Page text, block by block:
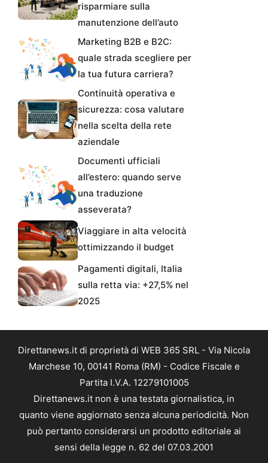
risparmiare sulla
manutenzione dell’auto
Marketing B2B e B2C:
quale strada scegliere per
la tua futura carriera?
Continuità operativa e
sicurezza: cosa valutare
nella scelta della rete
aziendale
Documenti ufficiali
all’estero: quando serve
una traduzione
asseverata?
Viaggiare in alta velocità
ottimizzando il budget
Pagamenti digitali, Italia
sulla retta via: +27,5% nel
2025
Direttanews.it di proprietà di WEB 365 SRL - Via Nicola
Marchese 10, 00141 Roma (RM) - Codice Fiscale e
Partita I.V.A. 12279101005
Direttanews.it non è una testata giornalistica, in
quanto viene aggiornato senza alcuna periodicità. Non
può pertanto considerarsi un prodotto editoriale ai
sensi della legge n. 62 del 07.03.2001